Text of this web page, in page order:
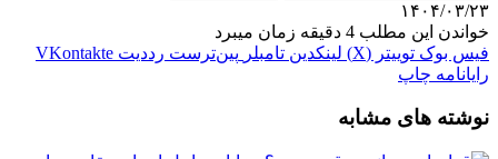
۱۴۰۴/۰۳/۲۳
خواندن این مطلب 4 دقیقه زمان میبرد
فیس بوک توییتر (X) لینکدین ‫تامبلر ‫پین‌ترست ‫رددیت ‫VKontakte
رایانامه چاپ
نوشته های مشابه